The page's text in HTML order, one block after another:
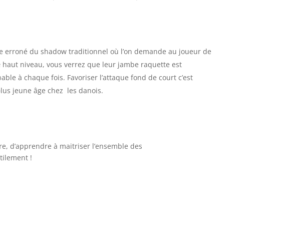
du shadow traditionnel où l’on demande au joueur de
niveau, vous verrez que leur jambe raquette est
à chaque fois. Favoriser l’attaque fond de court c’est
jeune âge chez les danois.
d’apprendre à maitriser l’ensemble des
!